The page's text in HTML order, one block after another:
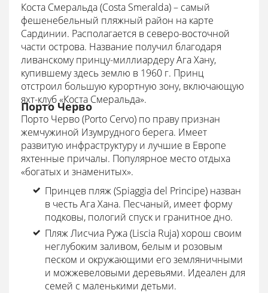
Коста Смеральда (Costa Smeralda) – самый
фешенебельный пляжный район на карте
Сардинии. Располагается в северо-восточной
части острова. Название получил благодаря
ливанскому принцу-миллиардеру Ага Хану,
купившему здесь землю в 1960 г. Принц
отстроил большую курортную зону, включающую
яхт-клуб «Коста Смеральда».
Порто Черво
Порто Черво (Porto Cervo) по праву признан
жемчужиной Изумрудного берега. Имеет
развитую инфраструктуру и лучшие в Европе
яхтенные причалы. Популярное место отдыха
«богатых и знаменитых».
Принцев пляж (Spiaggia del Principe) назван
в честь Ага Хана. Песчаный, имеет форму
подковы, пологий спуск и гранитное дно.
Пляж Лисчиа Ружа (Liscia Ruja) хорош своим
неглубоким заливом, белым и розовым
песком и окружающими его земляничными
и можжевеловыми деревьями. Идеален для
семей с маленькими детьми.